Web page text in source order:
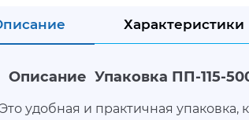
Характеристики
Описание Упаковка ПП-115-
Это удобная и практичная упаковка,